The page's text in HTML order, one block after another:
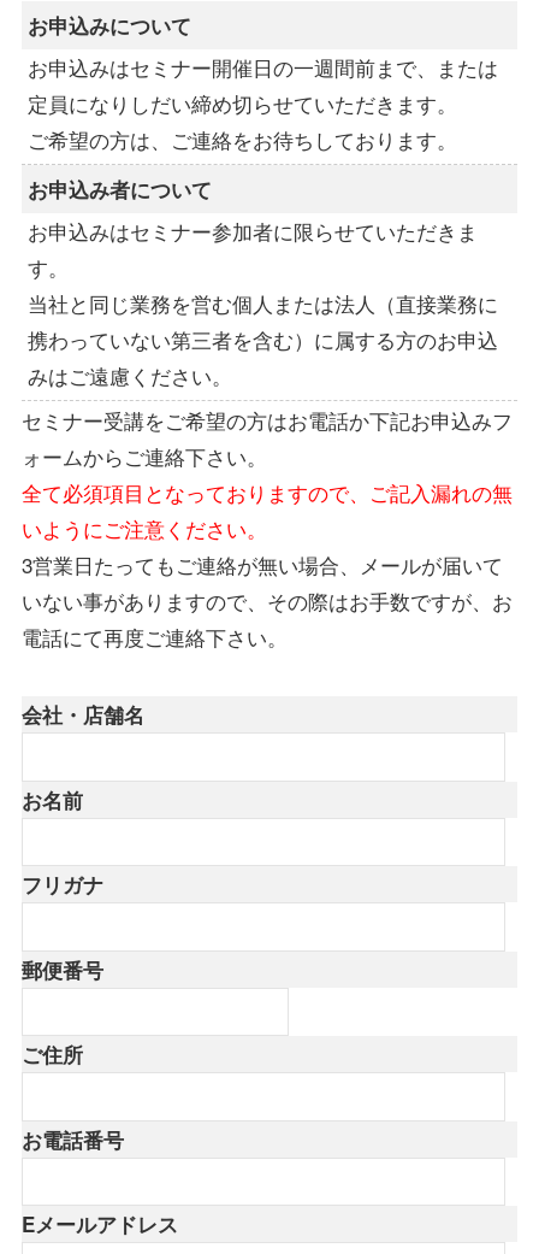
お申込みについて
お申込みはセミナー開催日の一週間前まで、または
定員になりしだい締め切らせていただきます。
ご希望の方は、ご連絡をお待ちしております。
お申込み者について
お申込みはセミナー参加者に限らせていただきま
す。
当社と同じ業務を営む個人または法人（直接業務に
携わっていない第三者を含む）に属する方のお申込
みはご遠慮ください。
セミナー受講をご希望の方はお電話か下記お申込みフ
ォームからご連絡下さい。
全て必須項目となっておりますので、ご記入漏れの無
いようにご注意ください。
3営業日たってもご連絡が無い場合、メールが届いて
いない事がありますので、その際はお手数ですが、お
電話にて再度ご連絡下さい。
会社・店舗名
お名前
フリガナ
郵便番号
ご住所
お電話番号
Eメールアドレス